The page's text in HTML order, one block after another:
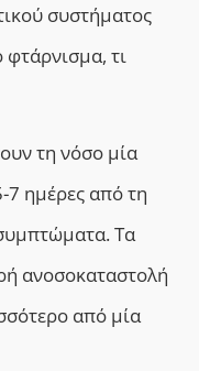
συστήματος
φτάρνισμα, τι
τη νόσο μία
ημέρες από τη
Τα
ανοσοκαταστολή
από μία